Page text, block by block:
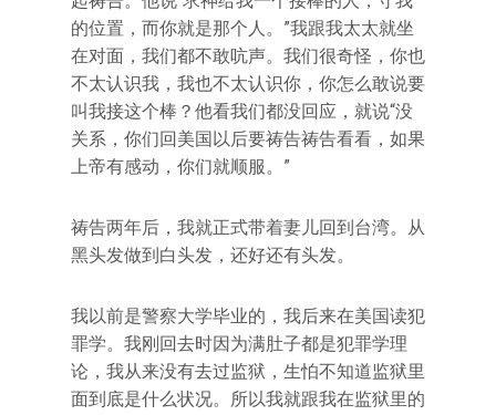
的位置，而你就是那个人。”我跟我太太就坐
在对面，我们都不敢吭声。我们很奇怪，你也
不太认识我，我也不太认识你，你怎么敢说要
叫我接这个棒？他看我们都没回应，就说“没
关系，你们回美国以后要祷告祷告看看，如果
上帝有感动，你们就顺服。”
祷告两年后，我就正式带着妻儿回到台湾。从
黑头发做到白头发，还好还有头发。
我以前是警察大学毕业的，我后来在美国读犯
罪学。我刚回去时因为满肚子都是犯罪学理
论，我从来没有去过监狱，生怕不知道监狱里
面到底是什么状况。所以我就跟我在监狱里的